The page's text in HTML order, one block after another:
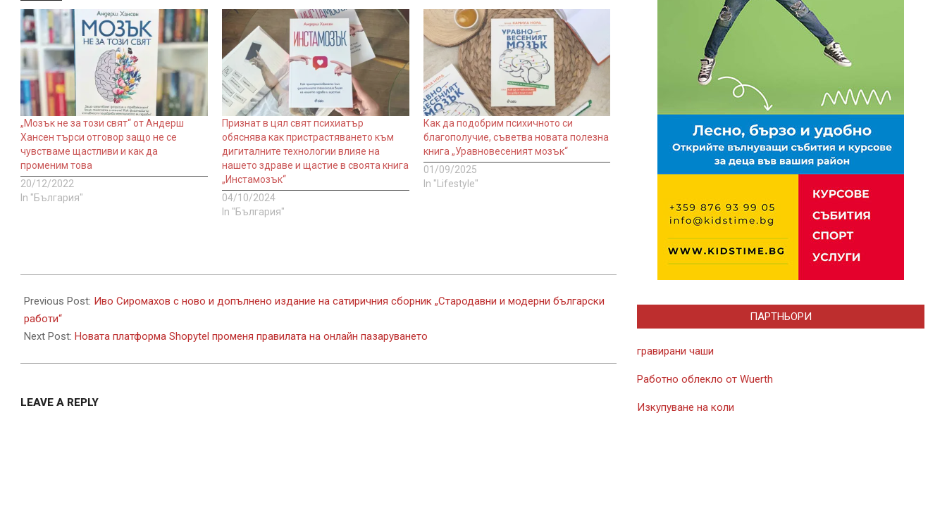
„Мозък не за този свят“ от Андерш
Хансен търси отговор защо не се
чувстваме щастливи и как да
променим това
20/12/2022
In "България"
Признат в цял свят психиатър
обяснява как пристрастяването към
дигиталните технологии влияе на
нашето здраве и щастие в своята книга
„Инстамозък“
04/10/2024
In "България"
Как да подобрим психичното си
благополучие, съветва новата полезна
книга „Уравновесеният мозък“
01/09/2025
In "Lifestyle"
02-
02
Previous Post: Иво Сиромахов с ново и допълнено издание на сатиричния сборник „Стародавни и модерни български
работи“
Next Post: Новата платформа Shopytel променя правилата на онлайн пазаруването
LEAVE A REPLY
ПАРТНЬОРИ
гравирани чаши
Работно облекло от Wuerth
Изкупуване на коли